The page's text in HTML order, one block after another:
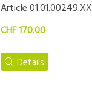
Article 01.01.00249.XX
CHF 170.00
Details